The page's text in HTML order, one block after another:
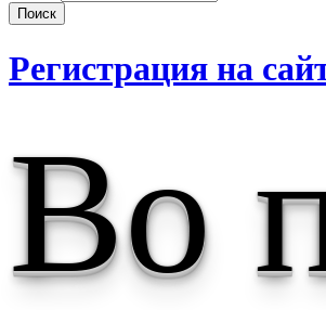
Регистрация на
Во